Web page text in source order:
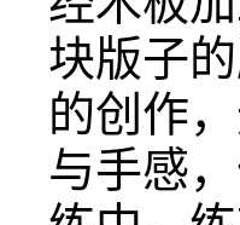
块版子
的创作
与手感